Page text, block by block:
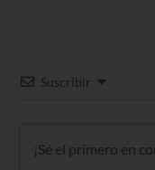
Suscribir